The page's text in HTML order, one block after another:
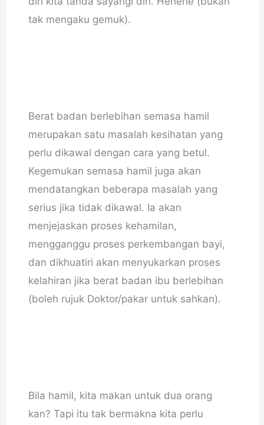
tak mengaku gemuk).
Berat badan berlebihan semasa hamil
merupakan satu masalah kesihatan yang
perlu dikawal dengan cara yang betul.
Kegemukan semasa hamil juga akan
mendatangkan beberapa masalah yang
serius jika tidak dikawal. Ia akan
menjejaskan proses kehamilan,
mengganggu proses perkembangan bayi,
dan dikhuatiri akan menyukarkan proses
kelahiran jika berat badan ibu berlebihan
(boleh rujuk Doktor/pakar untuk sahkan).
Bila hamil, kita makan untuk dua orang
kan? Tapi itu tak bermakna kita perlu